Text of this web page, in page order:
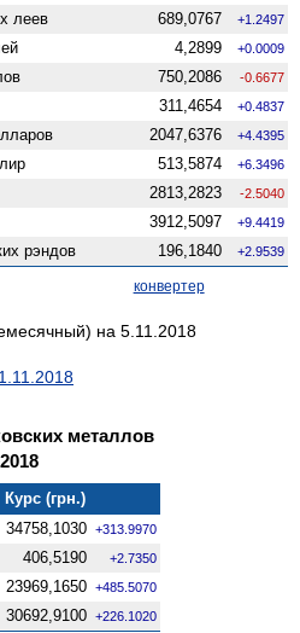
леев 689,0767 +1.2497
4,2899 +0.0009
750,2086 -0.6677
311,4654 +0.4837
2047,6376 +4.4395
513,5874 +6.3496
2813,2823 -2.5040
3912,5097 +9.4419
рэндов 196,1840 +2.9539
конвертер
на 5.11.2018
1.11.2018
металлов
Курс (грн.)
34758,1030 +313.9970
406,5190 +2.7350
23969,1650 +485.5070
30692,9100 +226.1020